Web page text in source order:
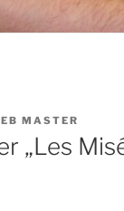
MASTER
„Les